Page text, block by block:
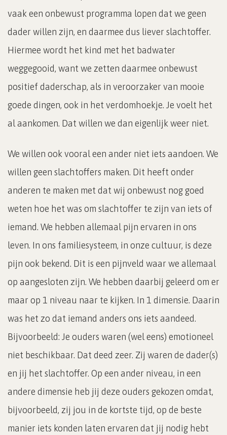
vaak een onbewust programma lopen dat we geen
dader willen zijn, en daarmee dus liever slachtoffer.
Hiermee wordt het kind met het badwater
weggegooid, want we zetten daarmee onbewust
positief daderschap, als in veroorzaker van mooie
goede dingen, ook in het verdomhoekje. Je voelt het
al aankomen. Dat willen we dan eigenlijk weer niet.
We willen ook vooral een ander niet iets aandoen. We
willen geen slachtoffers maken. Dit heeft onder
anderen te maken met dat wij onbewust nog goed
weten hoe het was om slachtoffer te zijn van iets of
iemand. We hebben allemaal pijn ervaren in ons
leven. In ons familiesysteem, in onze cultuur, is deze
pijn ook bekend. Dit is een pijnveld waar we allemaal
op aangesloten zijn. We hebben daarbij geleerd om er
maar op 1 niveau naar te kijken. In 1 dimensie. Daarin
was het zo dat iemand anders ons iets aandeed.
Bijvoorbeeld: Je ouders waren (wel eens) emotioneel
niet beschikbaar. Dat deed zeer. Zij waren de dader(s)
en jij het slachtoffer. Op een ander niveau, in een
andere dimensie heb jij deze ouders gekozen omdat,
bijvoorbeeld, zij jou in de kortste tijd, op de beste
manier iets konden laten ervaren dat jij nodig hebt